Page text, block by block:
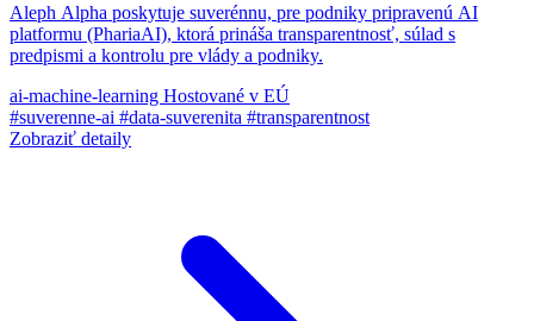
Aleph Alpha poskytuje suverénnu, pre podniky pripravenú AI
platformu (PhariaAI), ktorá prináša transparentnosť, súlad s
predpismi a kontrolu pre vlády a podniky.
ai-machine-learning Hostované v EÚ
#suverenne-ai #data-suverenita #transparentnost
Zobraziť detaily